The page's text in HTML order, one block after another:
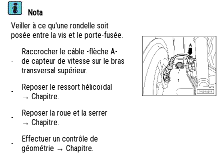
Nota
Veiller à ce qu'une rondelle soit
posée entre la vis et le porte-fusée.
-
Raccrocher le câble -flèche A-
de capteur de vitesse sur le bras
transversal supérieur.
-
Reposer le ressort hélicoïdal
→ Chapitre.
-
Reposer la roue et la serrer
→ Chapitre.
-
Effectuer un contrôle de
géométrie → Chapitre.